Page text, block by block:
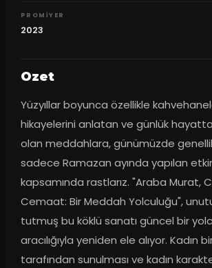
PROMIYER
2023
Ozet
Yüzyıllar boyunca özellikle
hikayelerini anlatan ve günlük
olan meddahlara, günümüzde
sadece Ramazan ayında yapılan
kapsamında rastlarız. "Araba Murat,
Cemaat: Bir Meddah Yolculuğu",
tutmuş bu köklü sanatı güncel bir
aracılığıyla yeniden ele alıyor. Kadın
tarafından sunulması ve kadın